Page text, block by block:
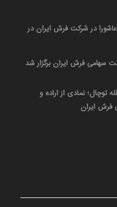
در شرکت فرش ایران در
سهامی فرش ایران برگزار شد
توچال؛ نمادی از اراده و
فرش ایران